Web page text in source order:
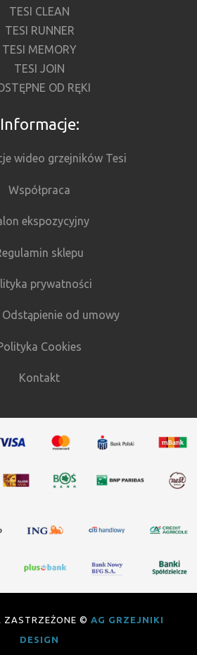
TESI CLEAN
TESI RUNNER
TESI MEMORY
TESI JOIN
OD RĘKI
Informacje:
wideo grzejników Tesi
Współpraca
ekspozycyjny
sklepu
prywatności
od umowy
Cookies
Kontakt
ZASTRZEŻONE © AG GRZEJNIKI
DESIGN